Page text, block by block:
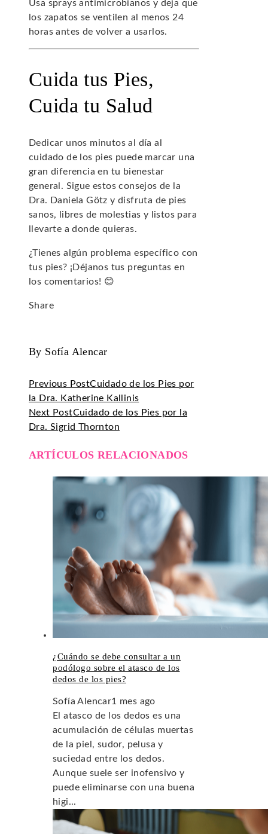
Usa sprays antimicrobianos y deja que
los zapatos se ventilen al menos 24
horas antes de volver a usarlos.
Cuida tus Pies,
Cuida tu Salud
Dedicar unos minutos al día al
cuidado de los pies puede marcar una
gran diferencia en tu bienestar
general. Sigue estos consejos de la
Dra. Daniela Götz y disfruta de pies
sanos, libres de molestias y listos para
llevarte a donde quieras.
¿Tienes algún problema específico con
tus pies? ¡Déjanos tus preguntas en
los comentarios! 😊
Share
By Sofía Alencar
Previous PostCuidado de los Pies por
la Dra. Katherine Kallinis
Next PostCuidado de los Pies por la
Dra. Sigrid Thornton
ARTÍCULOS RELACIONADOS
¿Cuándo se debe consultar a un
podólogo sobre el atasco de los
dedos de los pies?
Sofía Alencar1 mes ago
El atasco de los dedos es una
acumulación de células muertas
de la piel, sudor, pelusa y
suciedad entre los dedos.
Aunque suele ser inofensivo y
puede eliminarse con una buena
higi...